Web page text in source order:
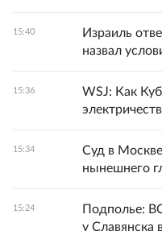
15:40
Израиль
назвал
15:36
WSJ: Как
15:34
Суд в
нынешнего
15:24
Подполье:
у Славянска